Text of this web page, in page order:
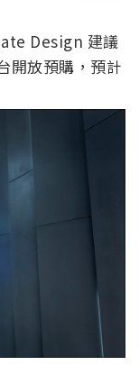
Design 建議
開放預購，預計